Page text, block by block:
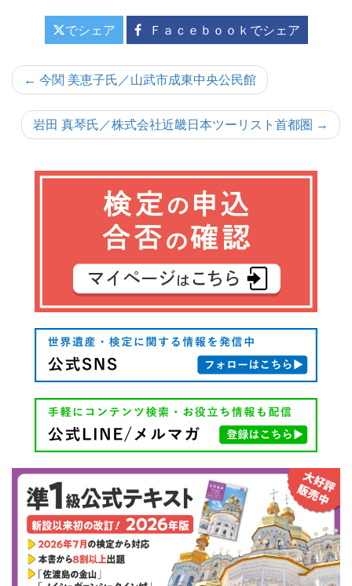
でシェア Ｆａｃｅｂｏｏｋでシェア
投
ナ
← 今関 美恵子氏／山武市成東中央公民館
岩田 真琴氏／株式会社近畿日本ツーリスト首都圏 →